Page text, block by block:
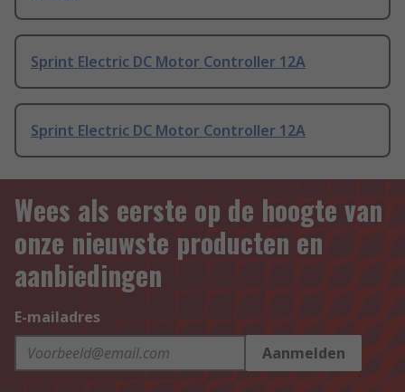
Sprint Electric DC Motor Controller 12A
Sprint Electric DC Motor Controller 12A
Wees als eerste op de hoogte van
onze nieuwste producten en
aanbiedingen
E-mailadres
Aanmelden